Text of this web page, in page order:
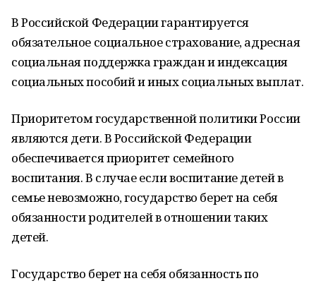
В Российской Федерации гарантируется
обязательное социальное страхование, адресная
социальная поддержка граждан и индексация
социальных пособий и иных социальных выплат.
Приоритетом государственной политики России
являются дети. В Российской Федерации
обеспечивается приоритет семейного
воспитания. В случае если воспитание детей в
семье невозможно, государство берет на себя
обязанности родителей в отношении таких
детей.
Государство берет на себя обязанность по